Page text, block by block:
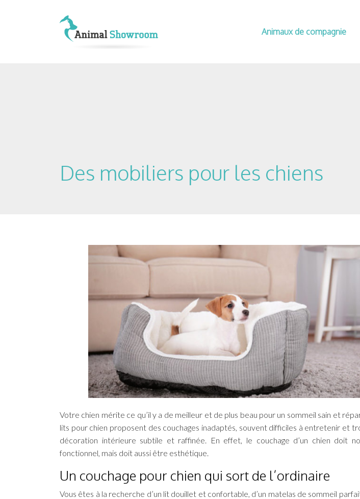
Animaux de compagnie
Des mobiliers pour les chiens
Votre chien mérite ce qu’il y a de meilleur et de plus beau pour un sommeil sain et
lits pour chien proposent des couchages inadaptés, souvent difficiles à entretenir et
décoration intérieure subtile et raffinée. En effet, le couchage d’un chien doit
fonctionnel, mais doit aussi être esthétique.
Un couchage pour chien qui sort de l’ordinaire
Vous êtes à la recherche d’un lit douillet et confortable, d’un matelas de sommeil